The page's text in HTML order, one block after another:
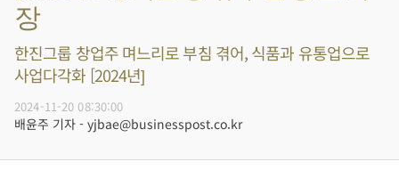
장
한진그룹 창업주 며느리로 부침 겪어, 식품과 유통업으로
사업다각화 [2024년]
2024-11-20 08:30:00
배윤주 기자 - yjbae@businesspost.co.kr